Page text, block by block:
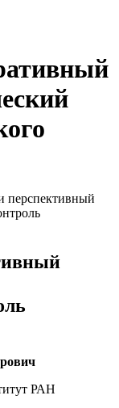
перспективный
РАН